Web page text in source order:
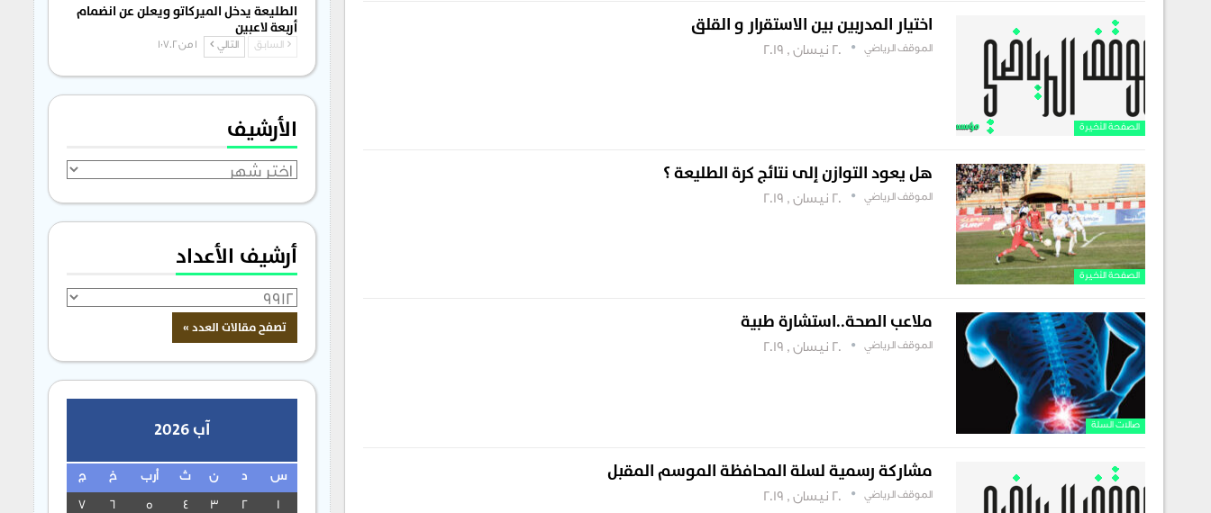
الصفحة الأخيرة
اختيار المدربين بين الاستقرار و القلق
الموقف الرياضي 20 نيسان , 2019
الصفحة الأخيرة
هل يعود التوازن إلى نتائج كرة الطليعة ؟
الموقف الرياضي 20 نيسان , 2019
صالات السلة
ملاعب الصحة..استشارة طبية
الموقف الرياضي 20 نيسان , 2019
مشاركة رسمية لسلة المحافظة الموسم المقبل
الموقف الرياضي 20 نيسان , 2019
الطليعة يدخل الميركاتو ويعلن عن انضمام
أربعة لاعبين
السابق التالي 1 من 1٬702
الأرشيف
الأرشيف
أرشيف الأعداد
آب 2026
س د ن ث أرب خ ج
1
2
3
4
5
6
7